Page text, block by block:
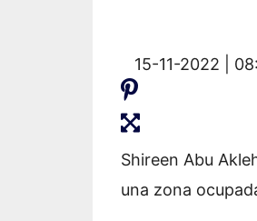
15-11-2022 |
Shireen Abu
una zona